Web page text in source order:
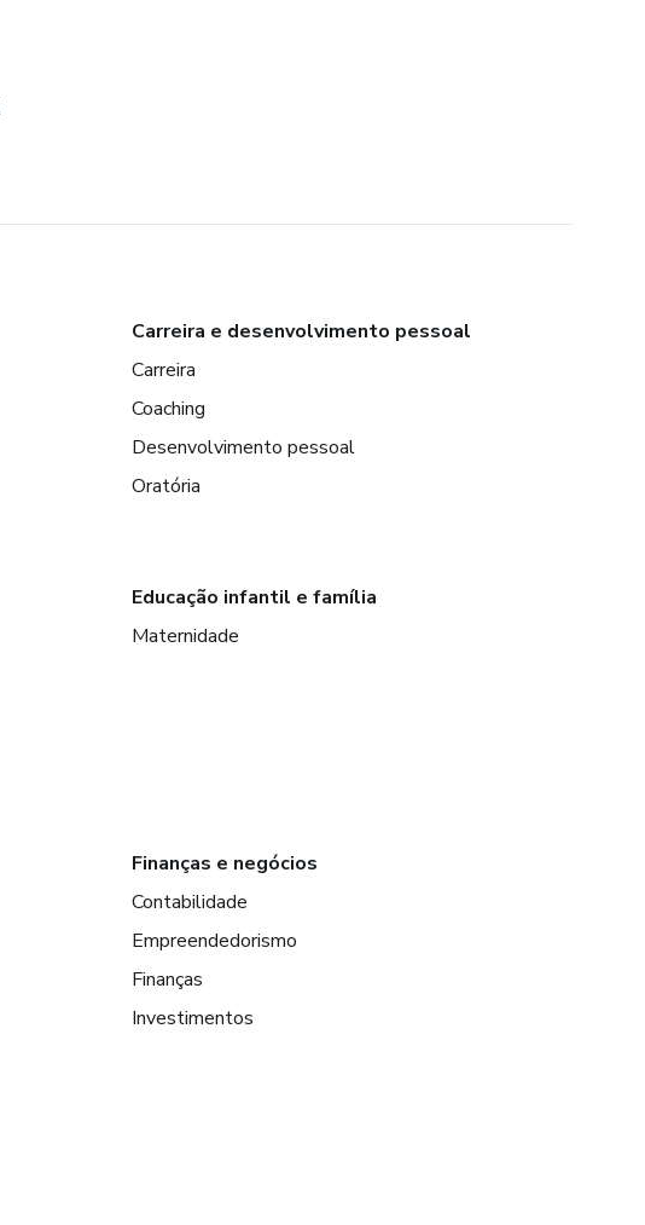
Carreira e desenvolvimento pessoal
Carreira
Coaching
Desenvolvimento pessoal
Oratória
Educação infantil e família
Maternidade
Finanças e negócios
Contabilidade
Empreendedorismo
Finanças
Investimentos